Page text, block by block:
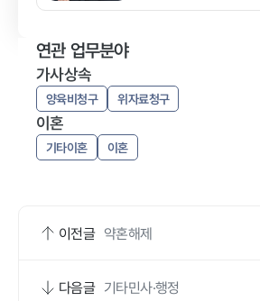
연관 업무분야
가사상속
양육비청구 위자료청구
이혼
기타이혼 이혼
이전글 약혼해제
다음글 기타민사·행정